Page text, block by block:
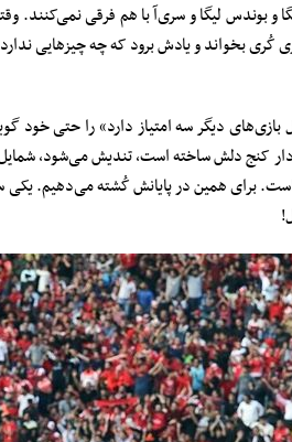
و بوندس لیگا و سری‌آ با هم فرقی
کُری بخواند و یادش برود که چه چیزهایی
دیگر سه امتیاز دارد» را حتی خود
کنج دلش ساخته است، تندیش می‌شود،
برای همین در پایانش کُشته می‌دهیم. یکی